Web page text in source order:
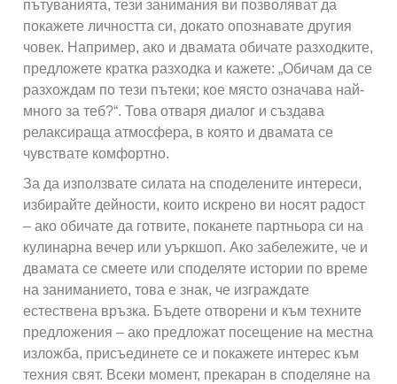
пътуванията, тези занимания ви позволяват да
покажете личността си, докато опознавате другия
човек. Например, ако и двамата обичате разходките,
предложете кратка разходка и кажете: „Обичам да се
разхождам по тези пътеки; кое място означава най-
много за теб?“. Това отваря диалог и създава
релаксираща атмосфера, в която и двамата се
чувствате комфортно.
За да използвате силата на споделените интереси,
избирайте дейности, които искрено ви носят радост
– ако обичате да готвите, поканете партньора си на
кулинарна вечер или уъркшоп. Ако забележите, че и
двамата се смеете или споделяте истории по време
на заниманието, това е знак, че изграждате
естествена връзка. Бъдете отворени и към техните
предложения – ако предложат посещение на местна
изложба, присъединете се и покажете интерес към
техния свят. Всеки момент, прекаран в споделяне на